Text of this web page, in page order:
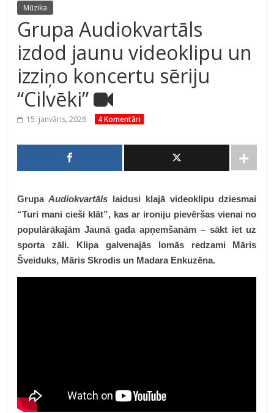
Mūzika
Grupa Audiokvartāls
izdod jaunu videoklipu un
izziņo koncertu sēriju
“Cilvēki”
15. janvāris, 2026 4 Komentāri
GrupaAudiokvartāls laidusi klajā videoklipu dziesmai
“Turi mani cieši klāt”, kas ar ironiju pievēršas vienai no
populārākajām Jaunā gada apņemšanām – sākt iet uz
sporta zāli. Klipa galvenajās lomās redzami Māris
Šveiduks, Māris Skrodis un Madara Enkuzēna.